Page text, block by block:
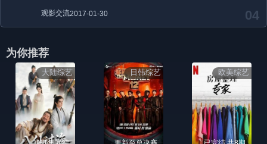
04
观影交流2017-01-30
为你推荐
大陆综艺 日韩综艺 欧美综艺